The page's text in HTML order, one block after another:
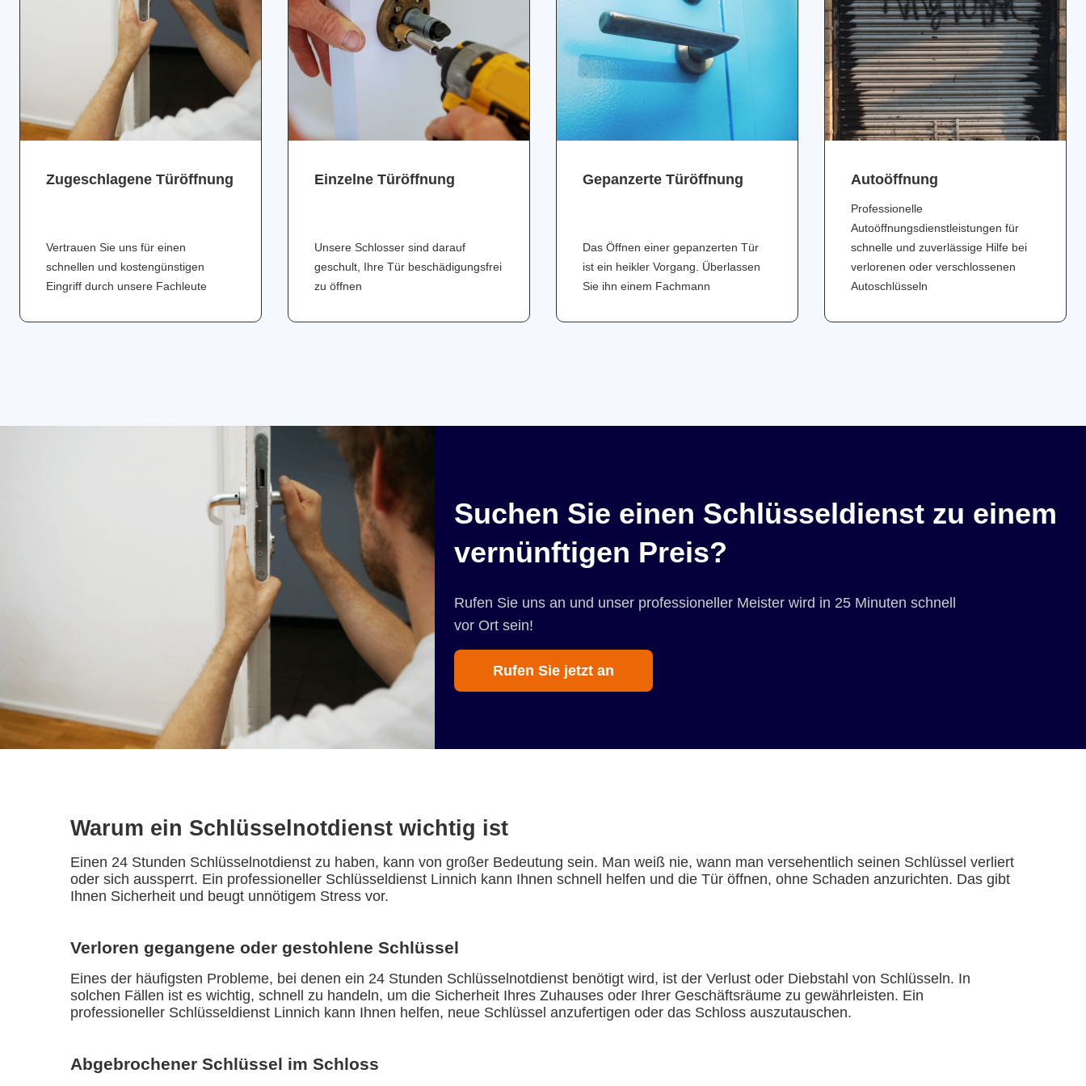
Zugeschlagene Türöffnung
Vertrauen Sie uns für einen
schnellen und kostengünstigen
Eingriff durch unsere Fachleute
Einzelne Türöffnung
Unsere Schlosser sind darauf
geschult, Ihre Tür beschädigungsfrei
zu öffnen
Gepanzerte Türöffnung
Das Öffnen einer gepanzerten Tür
ist ein heikler Vorgang. Überlassen
Sie ihn einem Fachmann
Аutoöffnung
Professionelle
Autoöffnungsdienstleistungen für
schnelle und zuverlässige Hilfe bei
verlorenen oder verschlossenen
Autoschlüsseln
Suchen Sie einen Schlüsseldienst zu einem
vernünftigen Preis?
Rufen Sie uns an und unser professioneller Meister wird in 25 Minuten schnell
vor Ort sein!
Rufen Sie jetzt an
Warum ein Schlüsselnotdienst wichtig ist
Einen 24 Stunden Schlüsselnotdienst zu haben, kann von großer Bedeutung sein. Man weiß nie, wann man versehentlich seinen Schlüssel verliert
oder sich aussperrt. Ein professioneller Schlüsseldienst Linnich kann Ihnen schnell helfen und die Tür öffnen, ohne Schaden anzurichten. Das gibt
Ihnen Sicherheit und beugt unnötigem Stress vor.
Verloren gegangene oder gestohlene Schlüssel
Eines der häufigsten Probleme, bei denen ein 24 Stunden Schlüsselnotdienst benötigt wird, ist der Verlust oder Diebstahl von Schlüsseln. In
solchen Fällen ist es wichtig, schnell zu handeln, um die Sicherheit Ihres Zuhauses oder Ihrer Geschäftsräume zu gewährleisten. Ein
professioneller Schlüsseldienst Linnich kann Ihnen helfen, neue Schlüssel anzufertigen oder das Schloss auszutauschen.
Abgebrochener Schlüssel im Schloss